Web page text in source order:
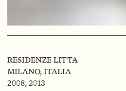
RESIDENZE LITTA
MILANO, ITALIA
2008, 2013